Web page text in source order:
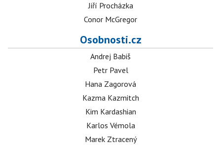
Jiří Procházka
Conor McGregor
Osobnosti.cz
Andrej Babiš
Petr Pavel
Hana Zagorová
Kazma Kazmitch
Kim Kardashian
Karlos Vémola
Marek Ztracený